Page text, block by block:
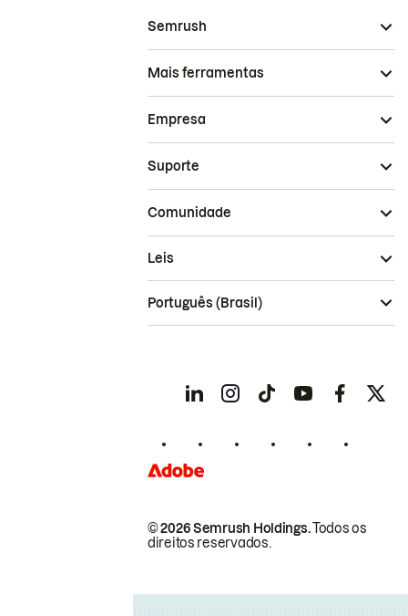
Semrush
Mais ferramentas
Empresa
Suporte
Comunidade
© 2026 Semrush Holdings.Todos os
direitos reservados.
Leis
Português (Brasil)